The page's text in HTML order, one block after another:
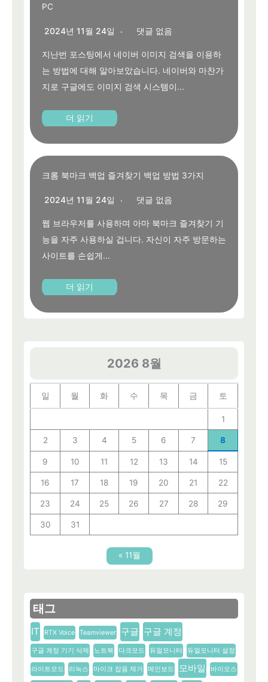
PC
2024년 11월 24일 댓글 없음
지난번 포스팅에서 네이버 이미지 검색을 이용하
는 방법에 대해 알아보았습니다. 네이버와 마찬가
지로 구글에도 이미지 검색 시스템이...
더 읽기
크롬 북마크 백업 즐겨찾기 백업 방법 3가지
2024년 11월 24일 댓글 없음
웹 브라우저를 사용하며 아마 북마크 즐겨찾기 기
능을 자주 사용하실 겁니다. 자신이 자주 방문하는
사이트를 손쉽게...
더 읽기
2026 8월
일 월 화 수 목 금 토
1
2 3 4 5 6 7 8
9 10 11 12 13 14 15
16 17 18 19 20 21 22
23 24 25 26 27 28 29
30 31
« 11월
태그
IT RTX Voice Teamviewer 구글 구글 계정
구글 계정 기기 삭제 노트북 다크모드 듀얼모니터 듀얼모니터 설정
라이트모드 리눅스 마이크 잡음 제거 메인보드 모바일 바이오스